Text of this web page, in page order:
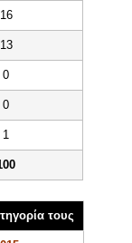
16
13
0
0
1
τους